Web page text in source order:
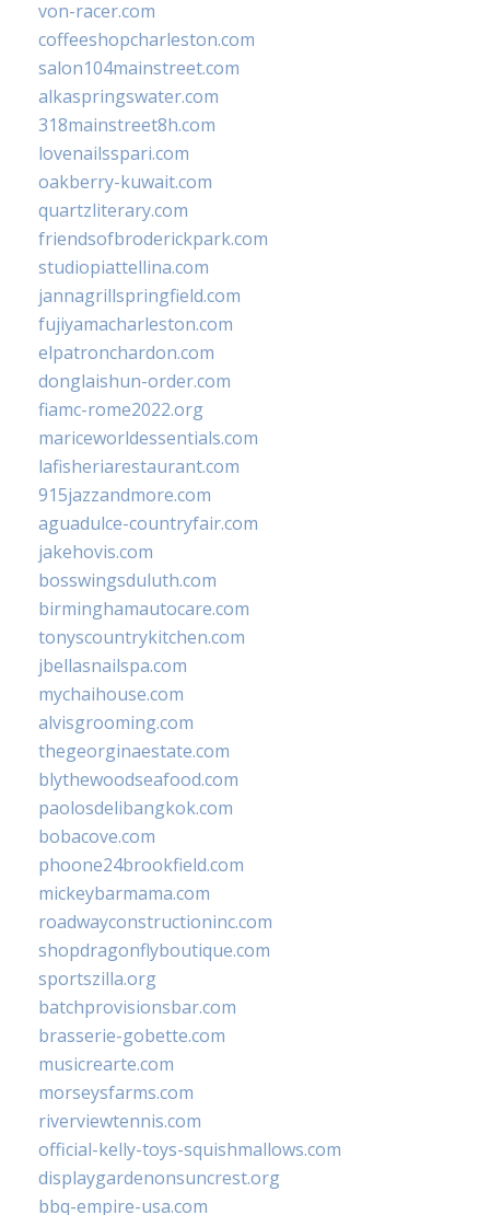
von-racer.com
coffeeshopcharleston.com
salon104mainstreet.com
alkaspringswater.com
318mainstreet8h.com
lovenailsspari.com
oakberry-kuwait.com
quartzliterary.com
friendsofbroderickpark.com
studiopiattellina.com
jannagrillspringfield.com
fujiyamacharleston.com
elpatronchardon.com
donglaishun-order.com
fiamc-rome2022.org
mariceworldessentials.com
lafisheriarestaurant.com
915jazzandmore.com
aguadulce-countryfair.com
jakehovis.com
bosswingsduluth.com
birminghamautocare.com
tonyscountrykitchen.com
jbellasnailspa.com
mychaihouse.com
alvisgrooming.com
thegeorginaestate.com
blythewoodseafood.com
paolosdelibangkok.com
bobacove.com
phoone24brookfield.com
mickeybarmama.com
roadwayconstructioninc.com
shopdragonflyboutique.com
sportszilla.org
batchprovisionsbar.com
brasserie-gobette.com
musicrearte.com
morseysfarms.com
riverviewtennis.com
official-kelly-toys-squishmallows.com
displaygardenonsuncrest.org
bbq-empire-usa.com